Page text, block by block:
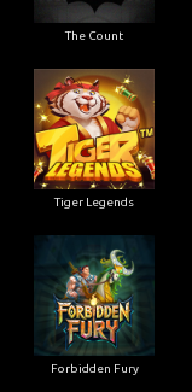
The Count
Tiger Legends
Forbidden Fury